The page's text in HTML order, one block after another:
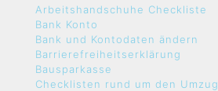
Arbeitshandschuhe Checkliste
Bank Konto
Bank und Kontodaten ändern
Barrierefreiheitserklärung
Bausparkasse
Checklisten rund um den Umzug